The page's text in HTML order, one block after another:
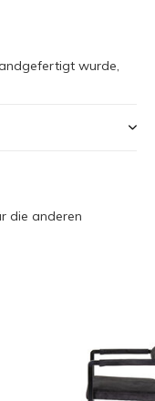
wurde,
die anderen